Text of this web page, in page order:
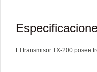
El transmisor TX-200 posee